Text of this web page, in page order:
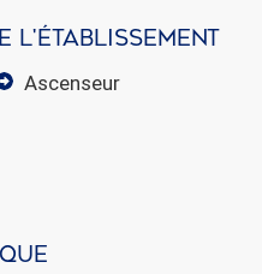
l'établissement
ascenseur